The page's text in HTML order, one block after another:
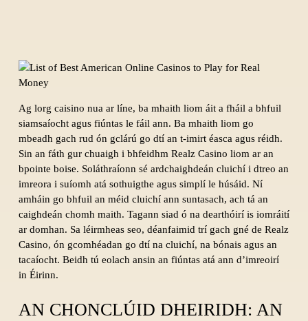
Ag lorg caisino nua ar líne, ba mhaith liom áit a fháil a bhfuil
siamsaíocht agus fiúntas le fáil ann. Ba mhaith liom go
mbeadh gach rud ón gclárú go dtí an t-imirt éasca agus réidh.
Sin an fáth gur chuaigh i bhfeidhm Realz Casino liom ar an
bpointe boise. Soláthraíonn sé ardchaighdeán cluichí i dtreo an
imreora i suíomh atá sothuigthe agus simplí le húsáid. Ní
amháin go bhfuil an méid cluichí ann suntasach, ach tá an
caighdeán chomh maith. Tagann siad ó na dearthóirí is iomráití
ar domhan. Sa léirmheas seo, déanfaimid trí gach gné de Realz
Casino, ón gcomhéadan go dtí na cluichí, na bónais agus an
tacaíocht. Beidh tú eolach ansin an fiúntas atá ann d’imreoirí
in Éirinn.
AN CHONCLÚID DHEIRIDH: AN